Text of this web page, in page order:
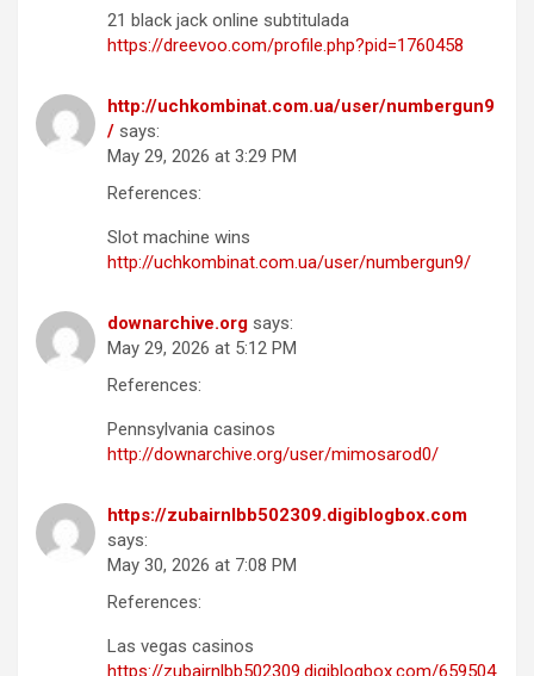
21 black jack online subtitulada
https://dreevoo.com/profile.php?pid=1760458
http://uchkombinat.com.ua/user/numbergun9
/ says:
May 29, 2026 at 3:29 PM
References:
Slot machine wins
http://uchkombinat.com.ua/user/numbergun9/
downarchive.org says:
May 29, 2026 at 5:12 PM
References:
Pennsylvania casinos
http://downarchive.org/user/mimosarod0/
https://zubairnlbb502309.digiblogbox.com
says:
May 30, 2026 at 7:08 PM
References:
Las vegas casinos
https://zubairnlbb502309.digiblogbox.com/659504